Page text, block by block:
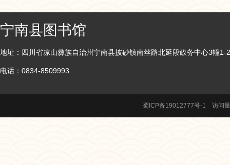
宁南县图书馆
地址：四川省凉山彝族自治州宁南县披砂镇南丝路北延段政务中心3幢1-
电话：0834-8509993
蜀ICP备19012777号-1 访问